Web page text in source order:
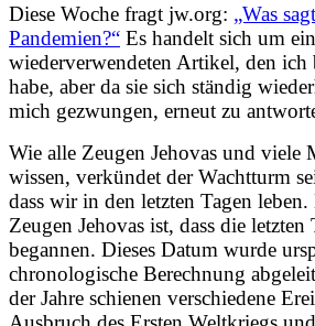
Image
Diese Woche fragt jw.org: „Was
Pandemien?“ Es handelt sich um
wiederverwendeten Artikel, den ich
habe, aber da sie sich ständig
mich gezwungen, erneut zu
Wie alle Zeugen Jehovas und viele
wissen, verkündet der Wachtturm
dass wir in den letzten Tagen
Zeugen Jehovas ist, dass die
begannen. Dieses Datum wurde
chronologische Berechnung
der Jahre schienen verschiedene